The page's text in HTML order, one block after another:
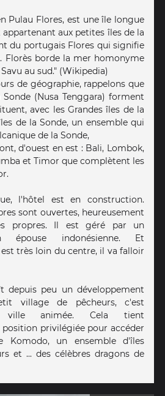
Pulau Flores, est une île longue
aux petites îles de la
du portugais Flores qui signifie
Florès borde la mer homonyme
au sud." (Wikipedia)
de géographie, rappelons que
(Nusa Tenggara) forment
avec les Grandes îles de la
de la Sonde, un ensemble qui
de la Sonde,
d'ouest en est : Bali, Lombok,
et Timor que complètent les
l'hôtel est en construction.
sont ouvertes, heureusement
propres. Il est géré par un
indonésienne. Et
très loin du centre, il va falloir
depuis peu un développement
village de pêcheurs, c'est
ville animée. Cela tient
privilégiée pour accéder
Komodo, un ensemble d'îles
et ... des célèbres dragons de